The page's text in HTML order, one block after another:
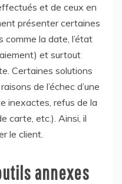
et de ceux en
présenter certaines
la date, l’état
et surtout
Certaines solutions
de l’échec d’une
inexactes, refus de la
carte, etc.). Ainsi, il
le client.
annexes